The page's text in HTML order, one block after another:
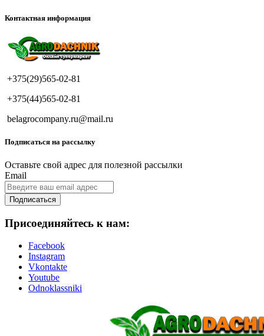
Контактная информация
+375(29)565-02-81
+375(44)565-02-81
belagrocompany.ru@mail.ru
Подписаться на рассылку
Оставьте свой адрес для полезной рассылки
Email
Подписаться
Присоединяйтесь к нам:
Facebook
Instagram
Vkontakte
Youtube
Odnoklassniki